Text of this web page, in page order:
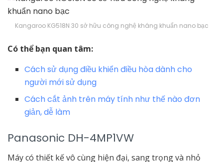
Kangaroo KG518N 30 sở hữu công nghệ kháng khuẩn nano bạc
Có thể bạn quan tâm:
Cách sử dụng điều khiển điều hòa dành cho
người mới sử dụng
Cách cắt ảnh trên máy tính như thế nào đơn
giản, dễ làm
Panasonic DH-4MP1VW
Máy có thiết kế vô cùng hiện đại, sang trọng và nhỏ